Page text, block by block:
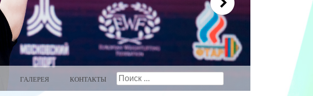
ГАЛЕРЕЯ КОНТАКТЫ Search